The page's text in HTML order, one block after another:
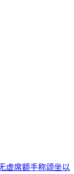
虚席额手称颂坐以